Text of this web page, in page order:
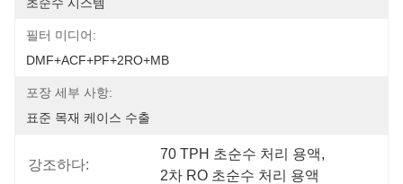
필터 미디어:
DMF+ACF+PF+2RO+MB
포장 세부 사항:
표준 목재 케이스 수출
강조하다:
70 TPH 초순수 처리 용액,
2차 RO 초순수 처리 용액